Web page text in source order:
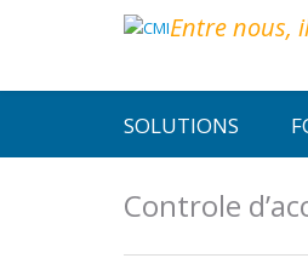
Entre nous,
SOLUTIONS
Controle